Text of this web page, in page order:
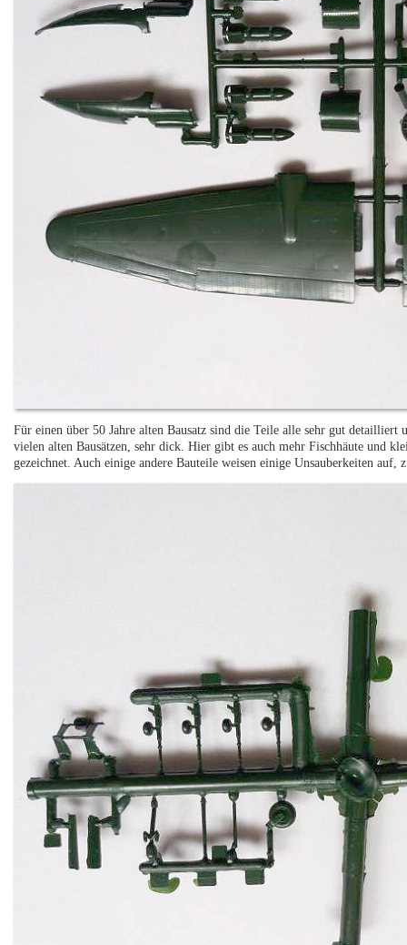
Für einen über 50 Jahre alten Bausatz sind die Teile alle sehr gut
vielen alten Bausätzen, sehr dick. Hier gibt es auch mehr Fischhäute und
gezeichnet. Auch einige andere Bauteile weisen einige Unsauberkeiten auf,